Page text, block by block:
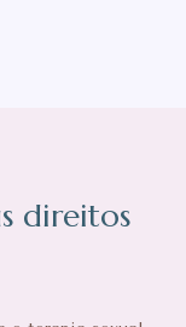
direitos